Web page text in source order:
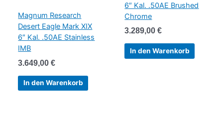
Magnum Research
Desert Eagle Mark XIX
6″ Kal. .50AE Stainless
IMB
3.649,00€
In den Warenkorb
6″ Kal. .50AE Brushed
Chrome
3.289,00€
In den Warenkorb